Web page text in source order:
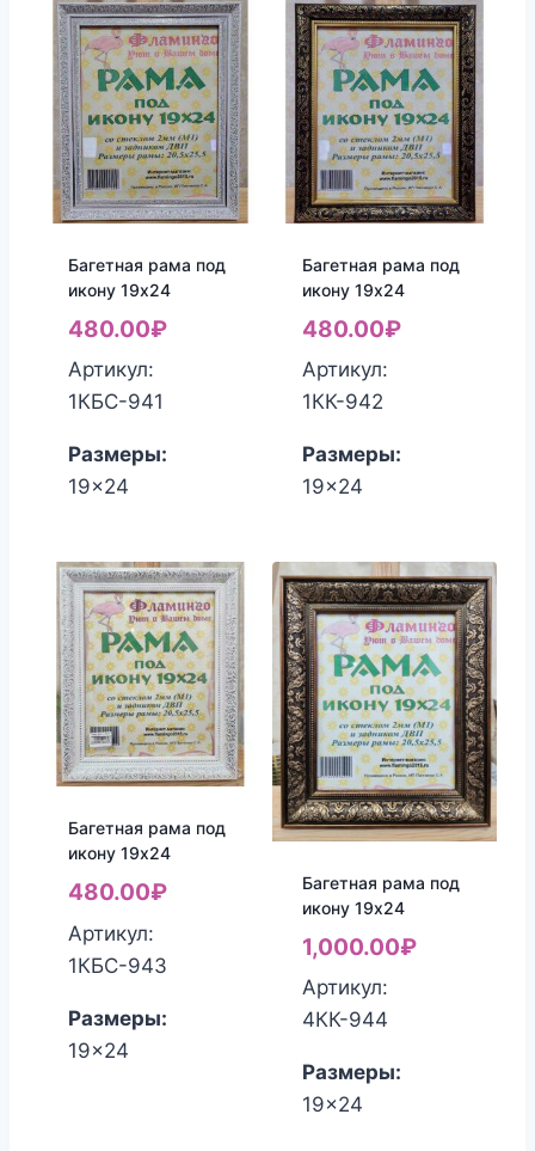
Багетная рама под
икону 19х24
480.00₽
Артикул:
1КБС-941
Размеры:
19x24
Багетная рама под
икону 19х24
480.00₽
Артикул:
1КК-942
Размеры:
19x24
Багетная рама под
икону 19х24
480.00₽
Артикул:
1КБС-943
Размеры:
19x24
Багетная рама под
икону 19х24
1,000.00₽
Артикул:
4КК-944
Размеры:
19x24